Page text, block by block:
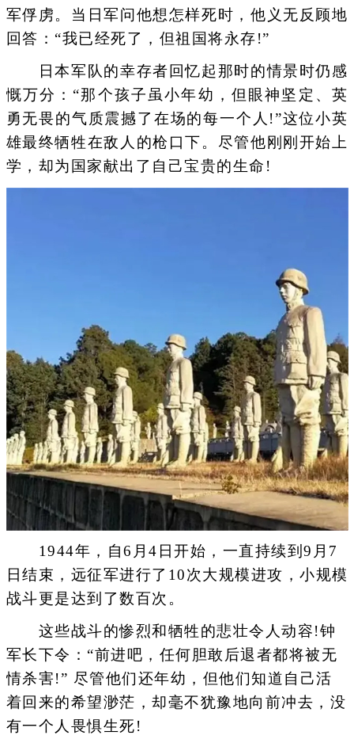
军俘虏。当日军问他想怎样死时，他义无反顾地
回答：“我已经死了，但祖国将永存!”
日本军队的幸存者回忆起那时的情景时仍感
慨万分：“那个孩子虽小年幼，但眼神坚定、英
勇无畏的气质震撼了在场的每一个人!”这位小英
雄最终牺牲在敌人的枪口下。尽管他刚刚开始上
学，却为国家献出了自己宝贵的生命!
1944年，自6月4日开始，一直持续到9月7
日结束，远征军进行了10次大规模进攻，小规模
战斗更是达到了数百次。
这些战斗的惨烈和牺牲的悲壮令人动容!钟
军长下令：“前进吧，任何胆敢后退者都将被无
情杀害!” 尽管他们还年幼，但他们知道自己活
着回来的希望渺茫，却毫不犹豫地向前冲去，没
有一个人畏惧生死!